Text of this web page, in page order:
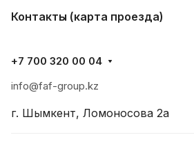
Контакты (карта проезда)
+7 700 320 00 04
info@faf-group.kz
г. Шымкент, Ломоносова 2а